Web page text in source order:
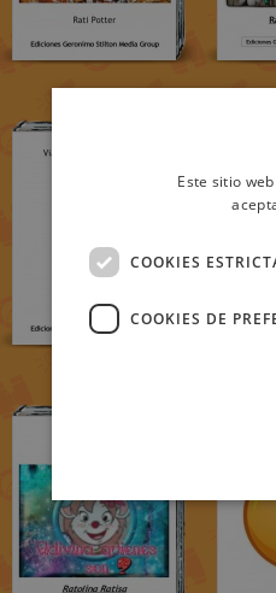
Este sitio
COOKIES
COOKIES DE